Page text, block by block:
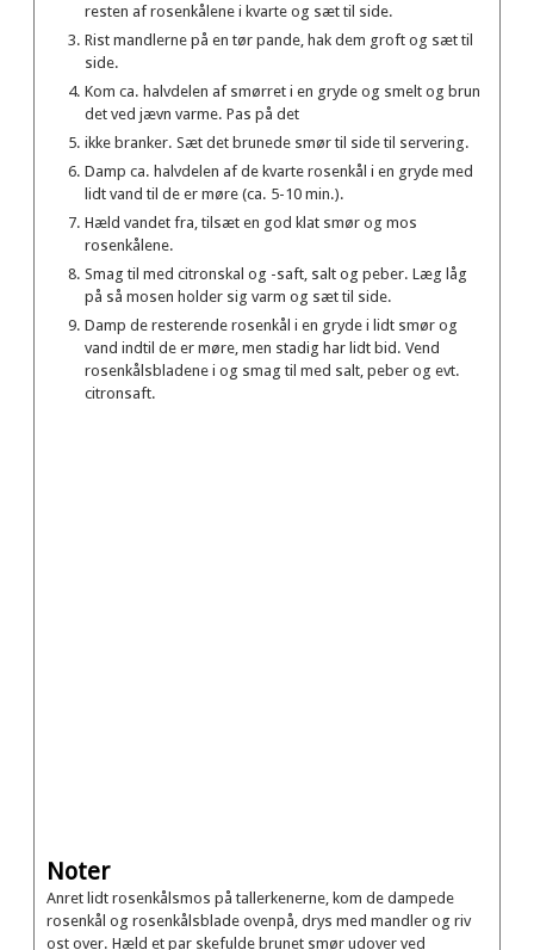
resten af rosenkålene i kvarte og sæt til side.
Rist mandlerne på en tør pande, hak dem groft og sæt til
side.
Kom ca. halvdelen af smørret i en gryde og smelt og brun
det ved jævn varme. Pas på det
ikke branker. Sæt det brunede smør til side til servering.
Damp ca. halvdelen af de kvarte rosenkål i en gryde med
lidt vand til de er møre (ca. 5-10 min.).
Hæld vandet fra, tilsæt en god klat smør og mos
rosenkålene.
Smag til med citronskal og -saft, salt og peber. Læg låg
på så mosen holder sig varm og sæt til side.
Damp de resterende rosenkål i en gryde i lidt smør og
vand indtil de er møre, men stadig har lidt bid. Vend
rosenkålsbladene i og smag til med salt, peber og evt.
citronsaft.
Noter
Anret lidt rosenkålsmos på tallerkenerne, kom de dampede
rosenkål og rosenkålsblade ovenpå, drys med mandler og riv
ost over. Hæld et par skefulde brunet smør udover ved